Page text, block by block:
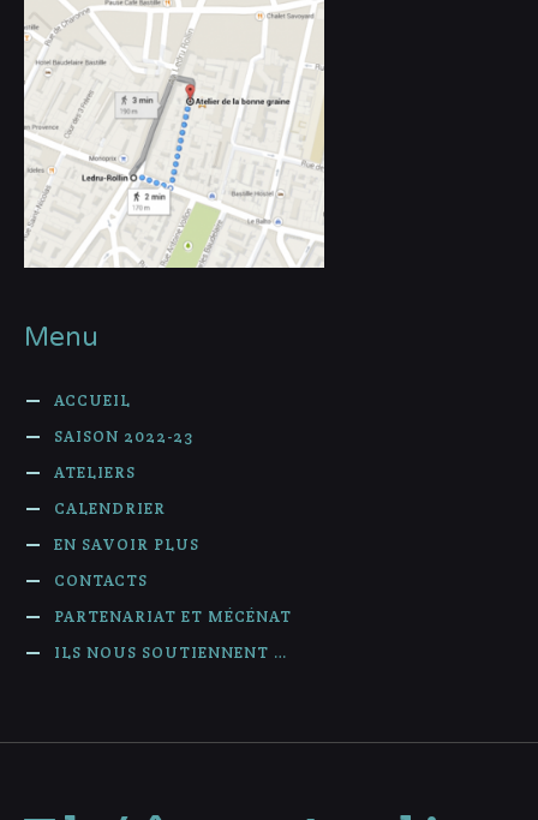
Menu
ACCUEIL
SAISON 2022-23
ATELIERS
CALENDRIER
EN SAVOIR PLUS
CONTACTS
PARTENARIAT ET MÉCÉNAT
ILS NOUS SOUTIENNENT …